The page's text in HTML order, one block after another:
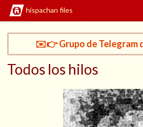
hispachan files
✉️👉 Grupo de Telegram
Todos los hilos